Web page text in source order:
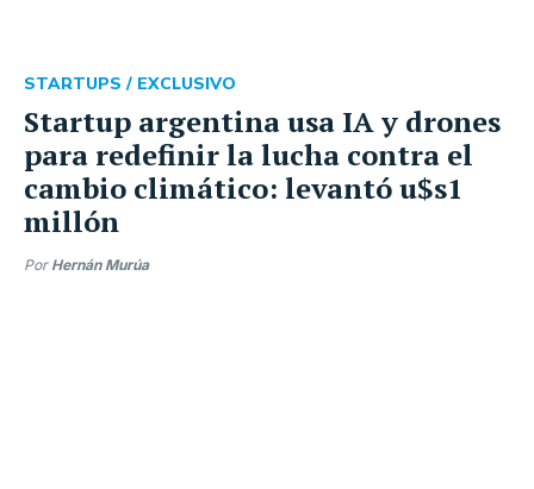
Startup argentina usa IA y drones
para redefinir la lucha contra el
cambio climático: levantó u$s1
millón
STARTUPS / EXCLUSIVO
Por Hernán Murúa